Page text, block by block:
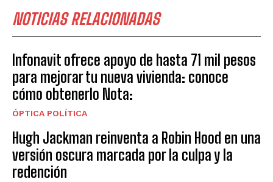
NOTICIAS RELACIONADAS
Infonavit ofrece apoyo de hasta 71 mil pesos
para mejorar tu nueva vivienda: conoce
cómo obtenerlo Nota:
ÓPTICA POLÍTICA
Hugh Jackman reinventa a Robin Hood en una
versión oscura marcada por la culpa y la
redención